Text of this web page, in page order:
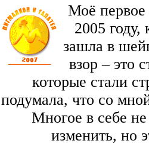
Моё первое
2005 году,
зашла в
взор – это
которые стали
подумала, что со
Многое в себе
изменить, но